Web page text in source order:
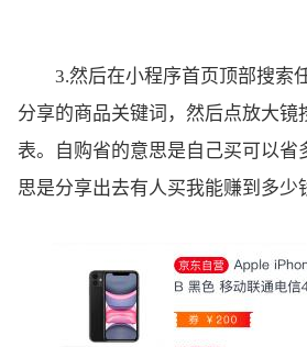
3.然后在小程序首页顶部搜索
分享的商品关键词，然后点放大镜
表。自购省的意思是自己买可以省
思是分享出去有人买我能赚到多少